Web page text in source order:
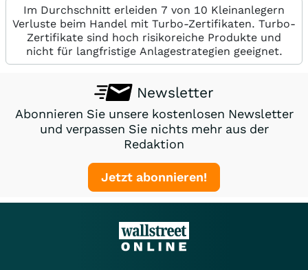
Im Durchschnitt erleiden 7 von 10 Kleinanlegern
Verluste beim Handel mit Turbo-Zertifikaten. Turbo-
Zertifikate sind hoch risikoreiche Produkte und
nicht für langfristige Anlagestrategien geeignet.
Newsletter
Abonnieren Sie unsere kostenlosen Newsletter
und verpassen Sie nichts mehr aus der
Redaktion
Jetzt abonnieren!